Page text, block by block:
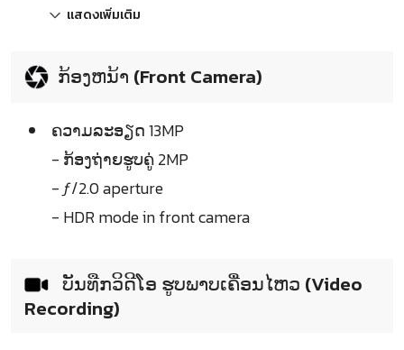
แสดงเพิ่มเติม
ກ້ອງຫນ້າ (Front Camera)
ຄວາມລະອຽດ 13MP
- ກ້ອງຖ່າຍຮູບຄູ່ 2MP
- ƒ/2.0 aperture
- HDR mode in front camera
ບັນທືກວິດີໂອ ຮູບພາບເຄື່ອນໄຫວ (Video
Recording)